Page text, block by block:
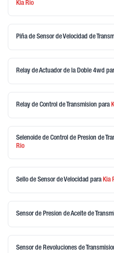
KiaRio
Piña de Sensor de Velocidad de
Relay de Actuador de la Doble 4wd
Relay de Control de Transmision para
Selenoide de Control de Presion de
Rio
Sello de Sensor de Velocidad para Kia
Sensor de Presion de Aceite de
Sensor de Revoluciones de